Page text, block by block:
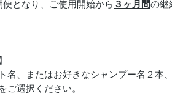
便となり、ご使用開始から ３ヶ月間の継
名、またはお好きなシャンプー名２本
ご選択ください。